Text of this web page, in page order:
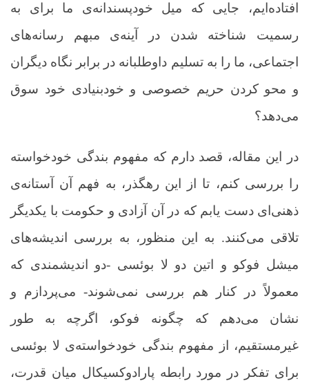
افتاده‌ایم، جایی که میل خودپسندانه‌ی ما برای به
رسمیت شناخته شدن در آینه‌ی مبهم رسانه‌های
اجتماعی، ما را به تسلیم داوطلبانه در برابر نگاه دیگران
و محو کردن حریم خصوصی و خودبنیادی خود سوق
می‌دهد؟
در این مقاله، قصد دارم که مفهوم بندگی خودخواسته
را بررسی کنم، تا از این رهگذر، به فهم آن آستانه‌ی
ذهنی‌ای دست یابم که در آن آزادی و حکومت با یکدیگر
تلاقی می‌کنند. به این منظور، به بررسی اندیشه‌های
میشل فوکو و اتین دو لا بوئسی -دو اندیشمندی که
معمولاً در کنار هم بررسی نمی‌شوند- می‌پردازم و
نشان می‌دهم که چگونه فوکو، اگرچه به طور
غیرمستقیم، از مفهوم بندگی خودخواسته‌ی لا بوئسی
برای تفکر در مورد رابطه پارادوکسیکال میان قدرت،